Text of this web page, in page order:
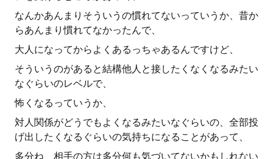
なんかあんまりそういうの慣れてないっていうか、昔か
らあんまり慣れてなかったんで、
大人になってからよくあるっちゃあるんですけど、
そういうのがあると結構他人と接したくなくなるみたい
なぐらいのレベルで、
怖くなるっていうか、
対人関係がどうでもよくなるみたいなぐらいの、全部投
げ出したくなるぐらいの気持ちになることがあって、
多分ね、相手の方は多分何も気づいてないかもしれない